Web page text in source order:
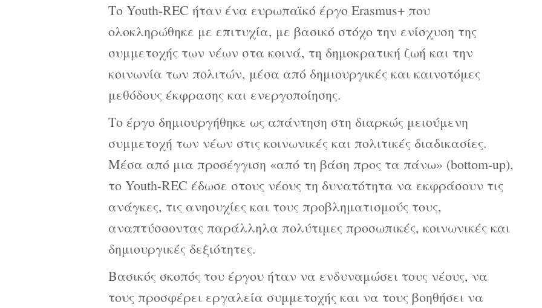
Το Youth-REC ήταν ένα ευρωπαϊκό έργο Erasmus+ που
ολοκληρώθηκε με επιτυχία, με βασικό στόχο την ενίσχυση της
συμμετοχής των νέων στα κοινά, τη δημοκρατική ζωή και την
κοινωνία των πολιτών, μέσα από δημιουργικές και καινοτόμες
μεθόδους έκφρασης και ενεργοποίησης.
Το έργο δημιουργήθηκε ως απάντηση στη διαρκώς μειούμενη
συμμετοχή των νέων στις κοινωνικές και πολιτικές διαδικασίες.
Μέσα από μια προσέγγιση «από τη βάση προς τα πάνω» (bottom-up),
το Youth-REC έδωσε στους νέους τη δυνατότητα να εκφράσουν τις
ανάγκες, τις ανησυχίες και τους προβληματισμούς τους,
αναπτύσσοντας παράλληλα πολύτιμες προσωπικές, κοινωνικές και
δημιουργικές δεξιότητες.
Βασικός σκοπός του έργου ήταν να ενδυναμώσει τους νέους, να
τους προσφέρει εργαλεία συμμετοχής και να τους βοηθήσει να